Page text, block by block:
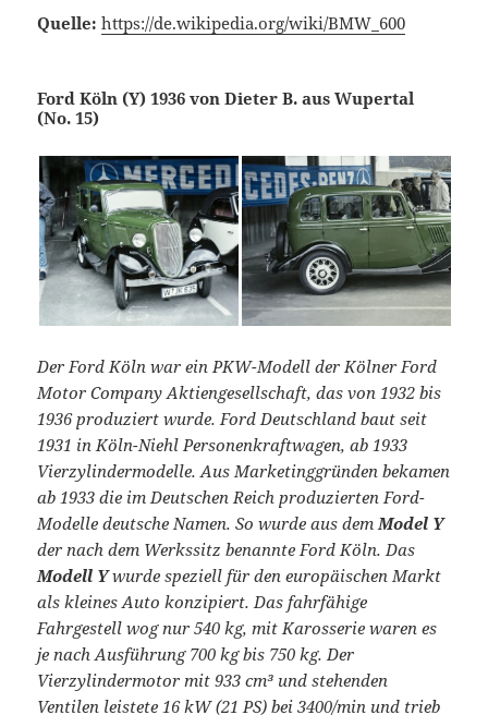
Quelle: https://de.wikipedia.org/wiki/BMW_600
Ford Köln (Y) 1936 von Dieter B. aus Wupertal
(No. 15)
Der Ford Köln war ein PKW-Modell der Kölner Ford
Motor Company Aktiengesellschaft, das von 1932 bis
1936 produziert wurde. Ford Deutschland baut seit
1931 in Köln-Niehl Personenkraftwagen, ab 1933
Vierzylindermodelle. Aus Marketinggründen bekamen
ab 1933 die im Deutschen Reich produzierten Ford-
Modelle deutsche Namen. So wurde aus dem Model Y
der nach dem Werkssitz benannte Ford Köln. Das
Modell Ywurde speziell für den europäischen Markt
als kleines Auto konzipiert. Das fahrfähige
Fahrgestell wog nur 540 kg, mit Karosserie waren es
je nach Ausführung 700 kg bis 750 kg. Der
Vierzylindermotor mit 933 cm³ und stehenden
Ventilen leistete 16 kW (21 PS) bei 3400/min und trieb